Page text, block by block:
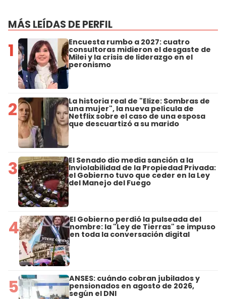
MÁS LEÍDAS DE PERFIL
1 Encuesta rumbo a 2027: cuatro
consultoras midieron el desgaste de
Milei y la crisis de liderazgo en el
peronismo
2 La historia real de "Elize: Sombras de
una mujer", la nueva película de
Netflix sobre el caso de una esposa
que descuartizó a su marido
3 El Senado dio media sanción a la
Inviolabilidad de la Propiedad Privada:
el Gobierno tuvo que ceder en la Ley
del Manejo del Fuego
4 El Gobierno perdió la pulseada del
nombre: la "Ley de Tierras" se impuso
en toda la conversación digital
5 ANSES: cuándo cobran jubilados y
pensionados en agosto de 2026,
según el DNI